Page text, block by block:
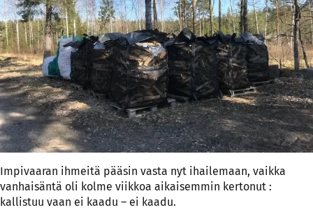
Impivaaran ihmeitä pääsin vasta nyt ihailemaan, vaikka
vanhaisäntä oli kolme viikkoa aikaisemmin kertonut :
kallistuu vaan ei kaadu – ei kaadu.